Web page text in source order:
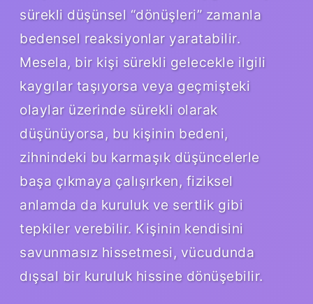
sürekli düşünsel “dönüşleri” zamanla
bedensel reaksiyonlar yaratabilir.
Mesela, bir kişi sürekli gelecekle ilgili
kaygılar taşıyorsa veya geçmişteki
olaylar üzerinde sürekli olarak
düşünüyorsa, bu kişinin bedeni,
zihnindeki bu karmaşık düşüncelerle
başa çıkmaya çalışırken, fiziksel
anlamda da kuruluk ve sertlik gibi
tepkiler verebilir. Kişinin kendisini
savunmasız hissetmesi, vücudunda
dışsal bir kuruluk hissine dönüşebilir.